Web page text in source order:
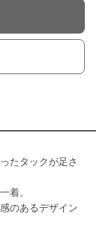
たタックが足さ
着。
のあるデザイン